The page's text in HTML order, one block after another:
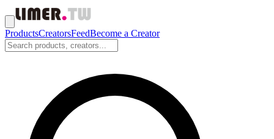
ProductsCreatorsFeedBecome a Creator